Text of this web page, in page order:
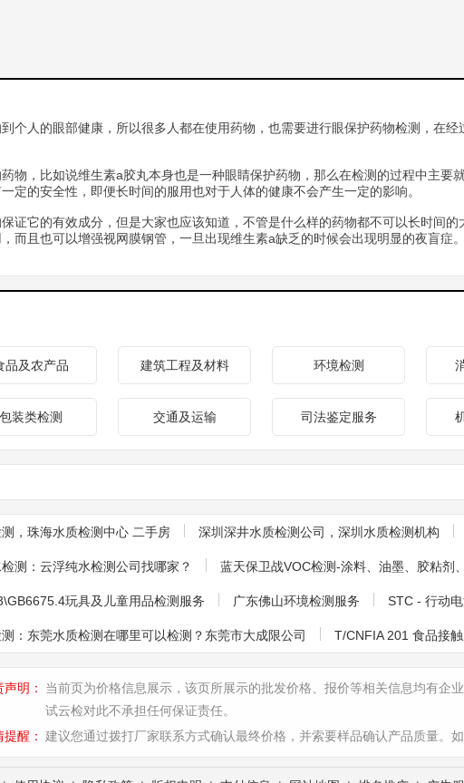
个人的眼部健康，所以很多人都在使用药物，也需要进行眼保护药物检测，在
物，比如说维生素a胶丸本身也是一种眼睛保护药物，那么在检测的过程中主
定的安全性，即便长时间的服用也对于人体的健康不会产生一定的影响。
证它的有效成分，但是大家也应该知道，不管是什么样的药物都不可以长时间
而且也可以增强视网膜钢管，一旦出现维生素a缺乏的时候会出现明显的夜盲症。
品及农产品 建筑工程及材料 环境检测
包装类检测 交通及运输 司法鉴定服务
，珠海水质检测中心 二手房 深圳深井水质检测公司，深圳水质检测机构
测：云浮纯水检测公司找哪家？ 蓝天保卫战VOC检测-涂料、油墨、胶粘剂
玩具及儿童用品检测服务 广东佛山环境检测服务 STC - 行动
：东莞水质检测在哪里可以检测？东莞市大成限公司 T/CNFIA 201 食品接
明：
当前页为价格信息展示，该页所展示的批发价格、报价等相关信息均有企
试云检对此不承担任何保证责任。
醒： 建议您通过拨打厂家联系方式确认最终价格，并索要样品确认产品质量。